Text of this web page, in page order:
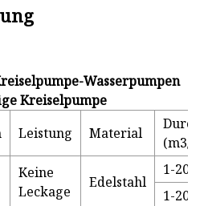
Wasserpumpen
Kreiselpumpe
Leistung Material
(m3/
Keine
Leckage
Edelstahl
1-200
1-200